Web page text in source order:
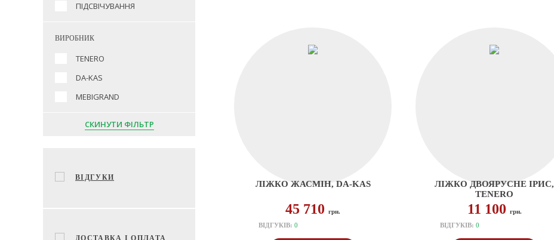
ПІДСВІЧУВАННЯ
ВИРОБНИК
TENERO
DA-KAS
MEBIGRAND
СКИНУТИ ФІЛЬТР
ВІДГУКИ
ДОСТАВКА І ОПЛАТА
ЛІЖКО ЖАСМІН, DA-KAS
45 710 грн.
ВІДГУКІВ: 0
ЛІЖКО ДВОЯРУСНЕ ІРИС,
TENERO
11 100 грн.
ВІДГУКІВ: 0